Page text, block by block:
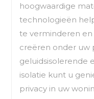
hoogwaardige
technologieën
te verminderen
creëren onder uw
geluidsisolerende
isolatie kunt u
privacy in uw